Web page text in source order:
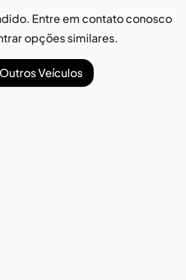
Entre em contato conosco
opções similares.
Veículos